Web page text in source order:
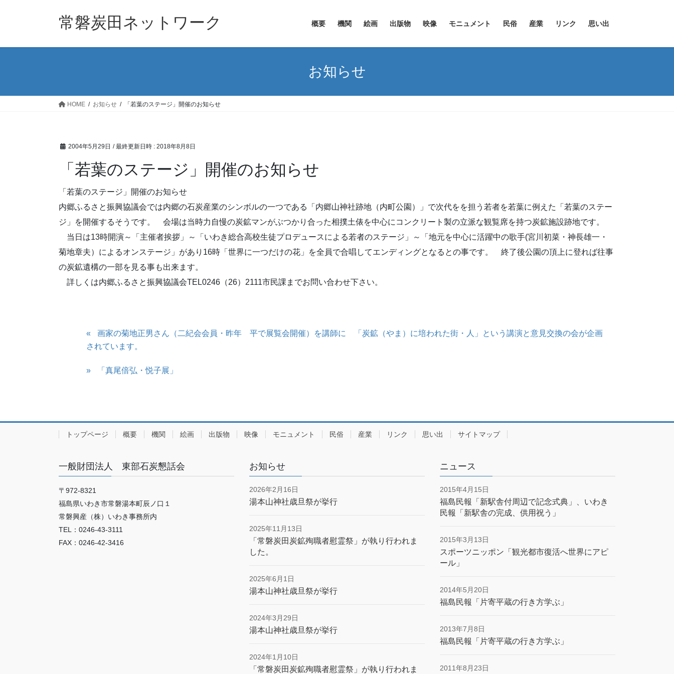
常磐炭田ネットワーク 概要 機関 絵画 出版物 映像 モニュメント 民俗 産業 リンク 思い出
お知らせ
HOME お知らせ 「若葉のステージ」開催のお知らせ
2004年5月29日 / 最終更新日時 : 2018年8月8日
「若葉のステージ」開催のお知らせ
「若葉のステージ」開催のお知らせ
内郷ふるさと振興協議会では内郷の石炭産業のシンボルの一つである「内郷山神社跡地（内町公園）」で次代をを担う若者を若葉に例えた「若葉のステー
ジ」を開催するそうです。 会場は当時力自慢の炭鉱マンがぶつかり合った相撲土俵を中心にコンクリート製の立派な観覧席を持つ炭鉱施設跡地です。
当日は13時開演～「主催者挨拶」～「いわき総合高校生徒プロデュースによる若者のステージ」～「地元を中心に活躍中の歌手(宮川初菜・神長雄一・
菊地章夫）によるオンステージ」があり16時「世界に一つだけの花」を全員で合唱してエンディングとなるとの事です。 終了後公園の頂上に登れば往事
の炭鉱遺構の一部を見る事も出来ます。
詳しくは内郷ふるさと振興協議会TEL0246（26）2111市民課までお問い合わせ下さい。
画家の菊地正男さん（二紀会会員・昨年 平で展覧会開催）を講師に 「炭鉱（やま）に培われた街・人」という講演と意見交換の会が企画
されています。
「真尾倍弘・悦子展」
トップページ 概要 機関 絵画 出版物 映像 モニュメント 民俗 産業 リンク 思い出 サイトマップ
一般財団法人 東部石炭懇話会
〒972-8321
福島県いわき市常磐湯本町辰ノ口１
常磐興産（株）いわき事務所内
TEL：0246-43-3111
FAX：0246-42-3416
お知らせ
2026年2月16日
湯本山神社歳旦祭が挙行
2025年11月13日
「常磐炭田炭鉱殉職者慰霊祭」が執り行われま
した。
2025年6月1日
湯本山神社歳旦祭が挙行
2024年3月29日
湯本山神社歳旦祭が挙行
2024年1月10日
「常磐炭田炭鉱殉職者慰霊祭」が執り行われま
ニュース
2015年4月15日
福島民報「新駅舎付周辺で記念式典」、いわき
民報「新駅舎の完成、供用祝う」
2015年3月13日
スポーツニッポン「観光都市復活へ世界にアピ
ール」
2014年5月20日
福島民報「片寄平蔵の行き方学ぶ」
2013年7月8日
福島民報「片寄平蔵の行き方学ぶ」
2011年8月23日